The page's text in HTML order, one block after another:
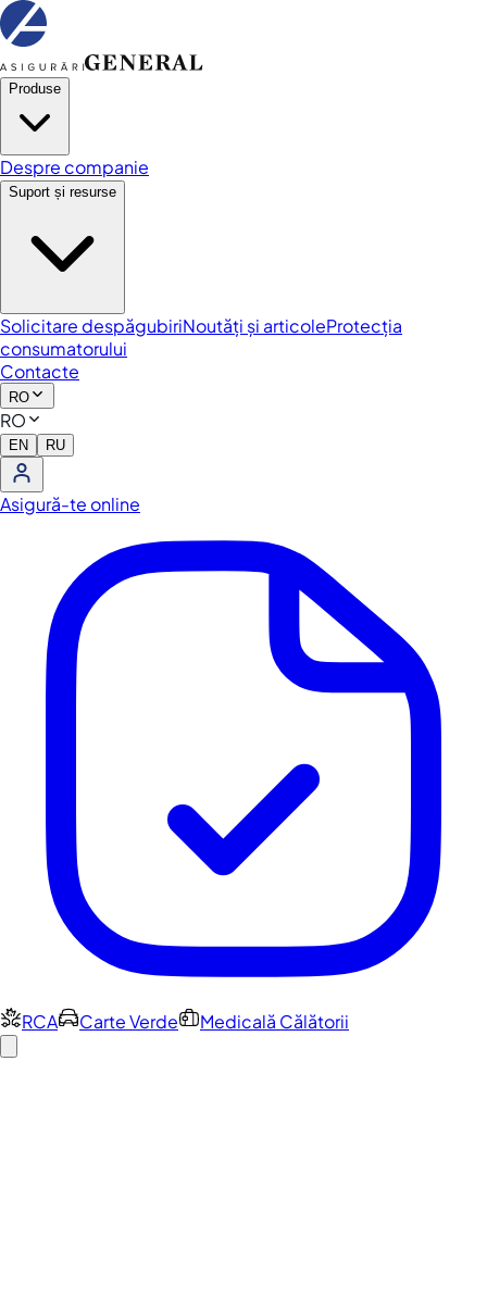
Produse
Despre companie
Suport și resurse
Solicitare despăgubiriNoutăți și articoleProtecția
consumatorului
Contacte
RO
RO
EN RU
Asigură-te online
RCA Carte Verde Medicală Călătorii